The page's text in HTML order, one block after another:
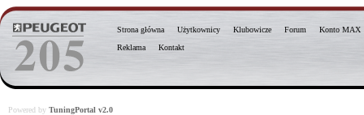
Strona główna Użytkownicy Klubowicze Forum
Konto MAX
Reklama
Kontakt
Powered by TuningPortal v2.0